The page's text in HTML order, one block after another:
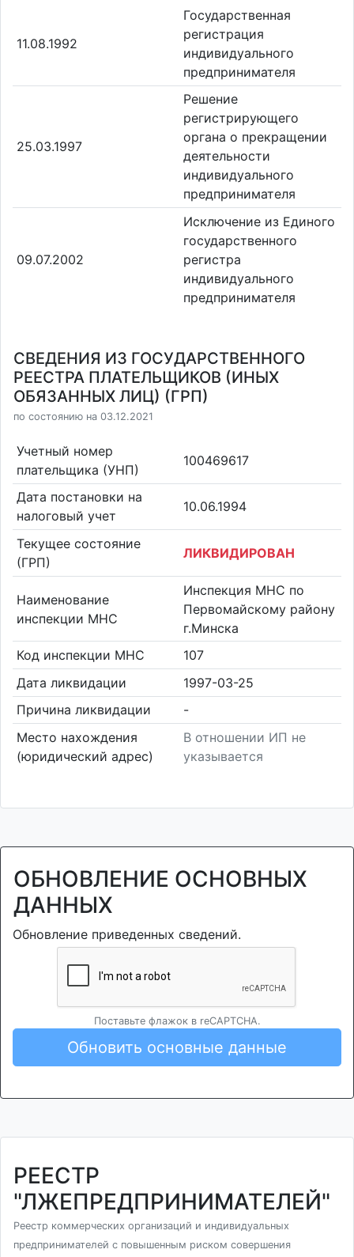
11.08.1992
Государственная
регистрация
индивидуального
предпринимателя
25.03.1997
Решение
регистрирующего
органа о прекращении
деятельности
индивидуального
предпринимателя
09.07.2002
Исключение из Единого
государственного
регистра
индивидуального
предпринимателя
СВЕДЕНИЯ ИЗ ГОСУДАРСТВЕННОГО
РЕЕСТРА ПЛАТЕЛЬЩИКОВ (ИНЫХ
ОБЯЗАННЫХ ЛИЦ) (ГРП)
по состоянию на 03.12.2021
Учетный номер
плательщика (УНП)
100469617
Дата постановки на
налоговый учет
10.06.1994
Текущее состояние
(ГРП)
ЛИКВИДИРОВАН
Наименование
инспекции МНС
Инспекция МНС по
Первомайскому району
г.Минска
Код инспекции МНС
107
Дата ликвидации
1997-03-25
Причина ликвидации
-
Место нахождения
(юридический адрес)
В отношении ИП не
указывается
ОБНОВЛЕНИЕ ОСНОВНЫХ
ДАННЫХ
Обновление приведенных сведений.
Поставьте флажок в reCAPTCHA.
Обновить основные данные
РЕЕСТР
"ЛЖЕПРЕДПРИНИМАТЕЛЕЙ"
Реестр коммерческих организаций и индивидуальных
предпринимателей с повышенным риском совершения